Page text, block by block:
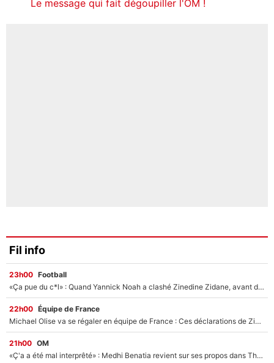
Le message qui fait dégoupiller l'OM !
Fil info
23h00 Football
«Ça pue du c*l» : Quand Yannick Noah a clashé Zinedine Zidane, avant de se faire recadrer par le nouveau sélectionneur de l'équipe de France !
22h00 Équipe de France
Michael Olise va se régaler en équipe de France : Ces déclarations de Zinedine Zidane qui prouvent qu'il va tout miser sur la star du Bayern Munich !
21h00 OM
«Ç'a a été mal interprêté» : Medhi Benatia revient sur ses propos dans The Bridge et précise ses conditions pour rejoindre le PSG !